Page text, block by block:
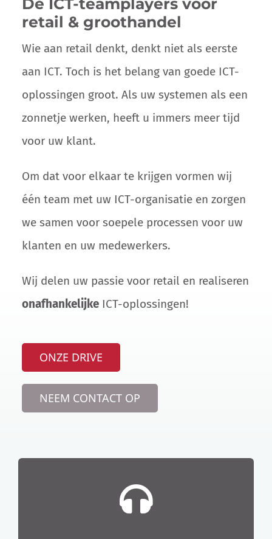
retail & groothandel
Wie aan retail denkt, denkt niet als eerste
aan ICT. Toch is het belang van goede ICT-
oplossingen groot. Als uw systemen als een
zonnetje werken, heeft u immers meer tijd
voor uw klant.
Om dat voor elkaar te krijgen vormen wij
één team met uw ICT-organisatie en zorgen
we samen voor soepele processen voor uw
klanten en uw medewerkers.
Wij delen uw passie voor retail en realiseren
onafhankelijkeICT-oplossingen!
ONZE DRIVE
NEEM CONTACT OP